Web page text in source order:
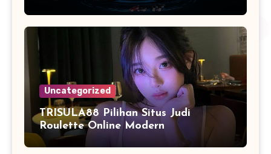
Uncategorized
TRISULA88 Pilihan Situs Judi
Roulette Online Modern